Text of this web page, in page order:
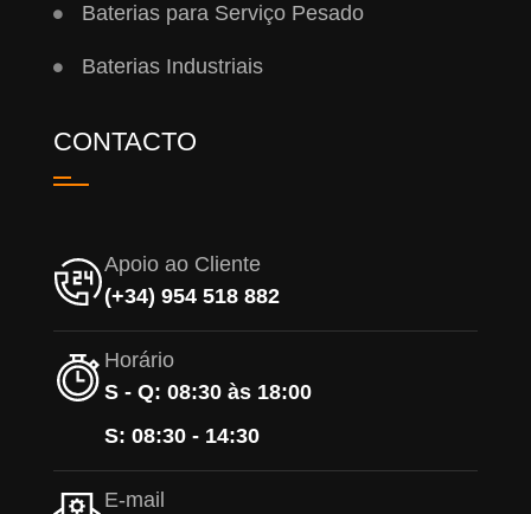
Baterias para Serviço Pesado
Baterias Industriais
CONTACTO
Apoio ao Cliente
(+34) 954 518 882
Horário
S - Q: 08:30 às 18:00
S: 08:30 - 14:30
E-mail